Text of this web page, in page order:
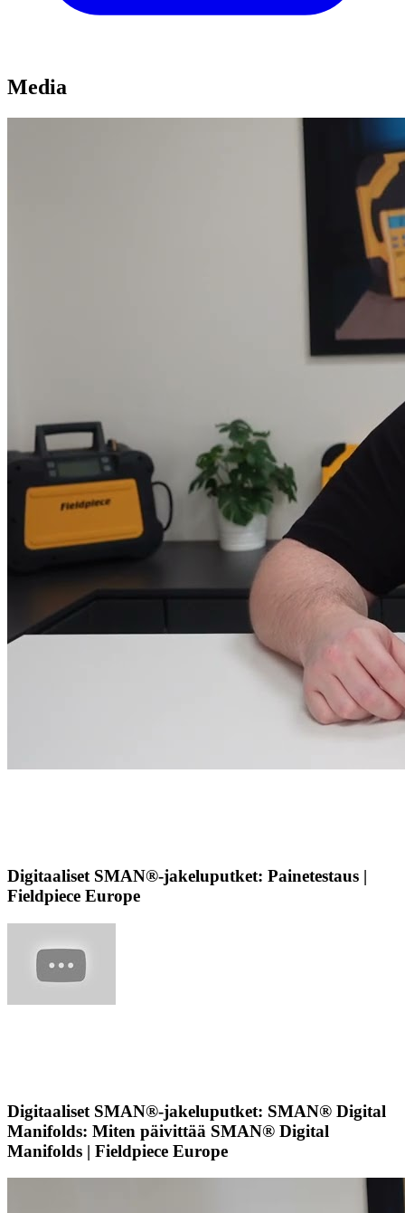
Media
Digitaaliset SMAN®-jakeluputket: Painetestaus |
Fieldpiece Europe
Digitaaliset SMAN®-jakeluputket: SMAN® Digital
Manifolds: Miten päivittää SMAN® Digital
Manifolds | Fieldpiece Europe